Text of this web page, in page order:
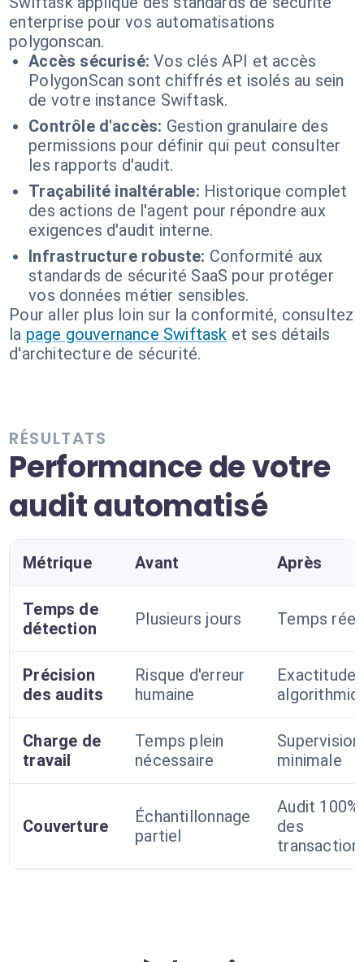
enterprise pour vos automatisations
polygonscan.
Accès sécurisé: Vos clés API et accès
PolygonScan sont chiffrés et isolés au sein
de votre instance Swiftask.
Contrôle d'accès: Gestion granulaire des
permissions pour définir qui peut consulter
les rapports d'audit.
Traçabilité inaltérable: Historique complet
des actions de l'agent pour répondre aux
exigences d'audit interne.
Infrastructure robuste: Conformité aux
standards de sécurité SaaS pour protéger
vos données métier sensibles.
Pour aller plus loin sur la conformité, consultez
la page gouvernance Swiftask et ses détails
d'architecture de sécurité.
RÉSULTATS
Performance de votre
audit automatisé
Métrique Avant Après
Temps de
détection
Plusieurs jours Temps réel
Précision
des audits
Risque d'erreur
humaine
Exactitude
Charge de
travail
Temps plein
nécessaire
Supervision
minimale
Couverture
Échantillonnage
partiel
Audit 100%
des